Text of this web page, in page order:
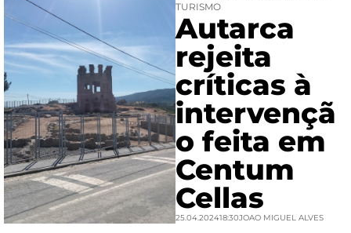
TURISMO
Autarca
rejeita
críticas à
intervençã
o feita em
Centum
Cellas
25.04.202418:30JOAO MIGUEL ALVES